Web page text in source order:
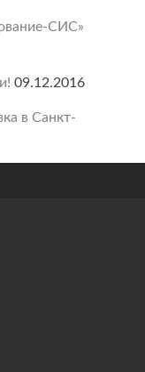
СИС»
09.12.2016
в Санкт-